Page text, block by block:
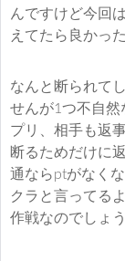
んですけど今回
えてたら良かっ
なんと断られて
せんが1つ不自然
プリ、相手も返
断るためだけに
通ならptがなく
クラと言ってる
作戦なのでしょ